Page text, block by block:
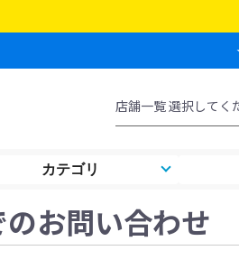
カテゴリ
お問い合わせ